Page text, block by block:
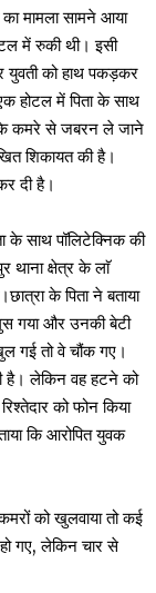
मामला सामने आया
में रुकी थी। इसी
युवती को हाथ पकड़कर
होटल में पिता के साथ
कमरे से जबरन ले जाने
शिकायत की है।
दी है।
के साथ पॉलिटेक्निक की
थाना क्षेत्र के लाॅ
के पिता ने बताया
गया और उनकी बेटी
गई तो वे चौंक गए।
है। लेकिन वह हटने को
को फोन किया
कि आरोपित युवक
को खुलवाया तो कई
गए, लेकिन चार से